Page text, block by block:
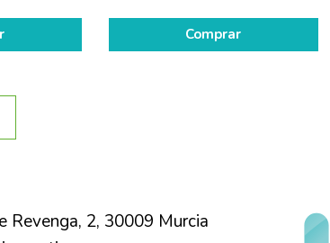
Comprar
Revenga, 2, 30009 Murcia